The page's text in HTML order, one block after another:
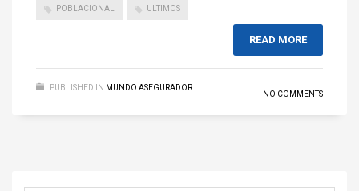
POBLACIONAL ULTIMOS
READ MORE
PUBLISHED IN MUNDO ASEGURADOR
NO COMMENTS